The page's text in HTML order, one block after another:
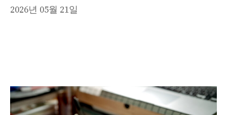
2026년 05월 21일